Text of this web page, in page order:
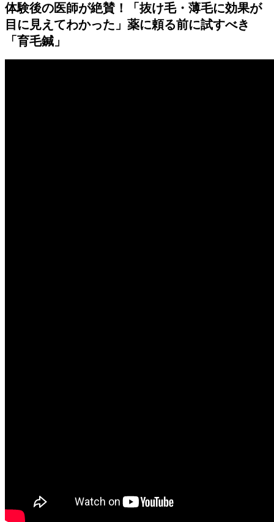
体験後の医師が絶賛！「抜け毛・薄毛に効果が
目に見えてわかった」薬に頼る前に試すべき
「育毛鍼」